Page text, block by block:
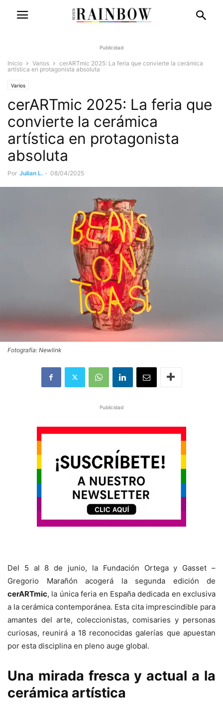
Publicidad
Inicio Varios
cerARTmic 2025: La feria que convierte la cerámica
artística en protagonista absoluta
Varios
cerARTmic 2025: La feria que
convierte la cerámica
artística en protagonista
absoluta
Por Julian L. - 08/04/2025
Fotografia: Newlink
Publicidad
Del 5 al 8 de junio, la Fundación Ortega y Gasset –
Gregorio Marañón acogerá la segunda edición de
cerARTmic, la única feria en España dedicada en exclusiva
a la cerámica contemporánea. Esta cita imprescindible para
amantes del arte, coleccionistas, comisaries y personas
curiosas, reunirá a 18 reconocidas galerías que apuestan
por esta disciplina en pleno auge global.
Una mirada fresca y actual a la
cerámica artística